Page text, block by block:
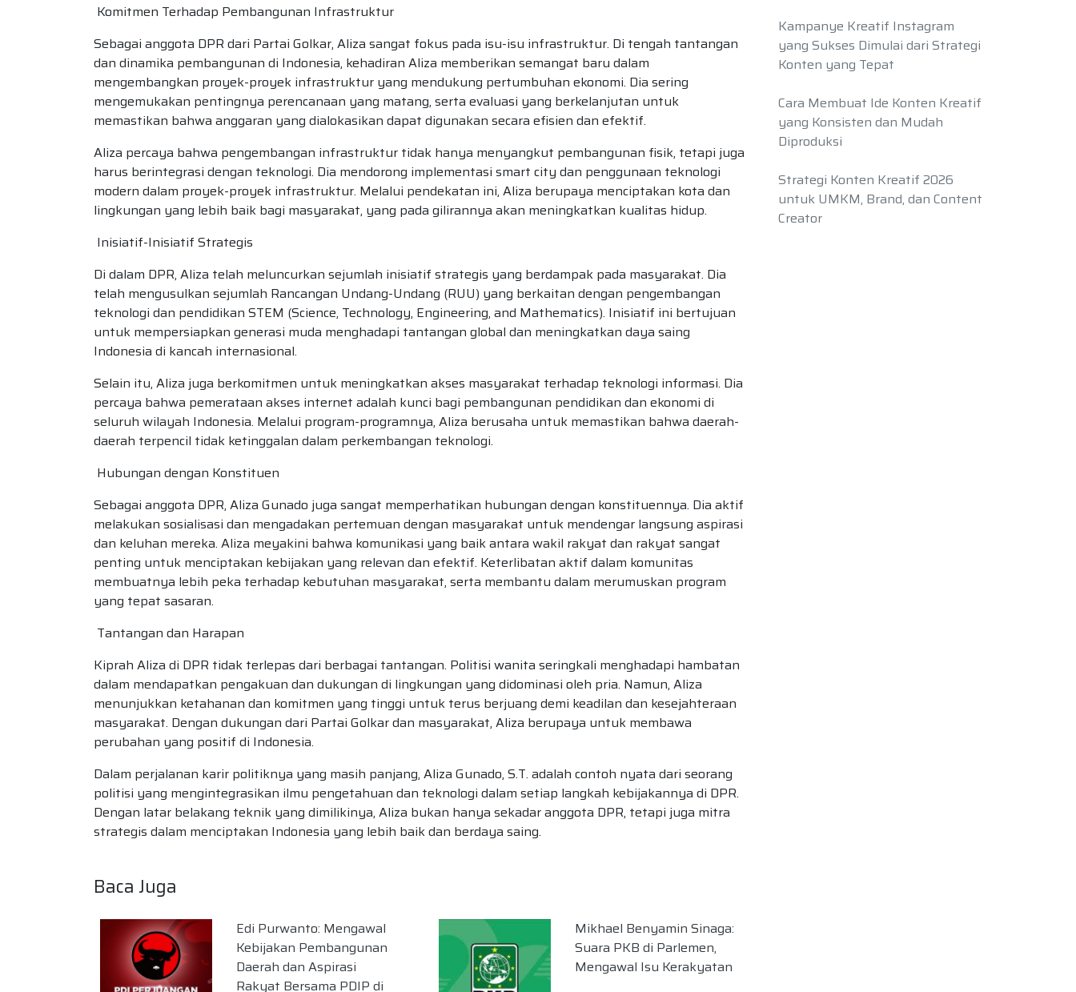
Komitmen Terhadap Pembangunan Infrastruktur
Sebagai anggota DPR dari Partai Golkar, Aliza sangat fokus pada isu-isu infrastruktur. Di tengah tantangan
dan dinamika pembangunan di Indonesia, kehadiran Aliza memberikan semangat baru dalam
mengembangkan proyek-proyek infrastruktur yang mendukung pertumbuhan ekonomi. Dia sering
mengemukakan pentingnya perencanaan yang matang, serta evaluasi yang berkelanjutan untuk
memastikan bahwa anggaran yang dialokasikan dapat digunakan secara efisien dan efektif.
Aliza percaya bahwa pengembangan infrastruktur tidak hanya menyangkut pembangunan fisik, tetapi juga
harus berintegrasi dengan teknologi. Dia mendorong implementasi smart city dan penggunaan teknologi
modern dalam proyek-proyek infrastruktur. Melalui pendekatan ini, Aliza berupaya menciptakan kota dan
lingkungan yang lebih baik bagi masyarakat, yang pada gilirannya akan meningkatkan kualitas hidup.
Inisiatif-Inisiatif Strategis
Di dalam DPR, Aliza telah meluncurkan sejumlah inisiatif strategis yang berdampak pada masyarakat. Dia
telah mengusulkan sejumlah Rancangan Undang-Undang (RUU) yang berkaitan dengan pengembangan
teknologi dan pendidikan STEM (Science, Technology, Engineering, and Mathematics). Inisiatif ini bertujuan
untuk mempersiapkan generasi muda menghadapi tantangan global dan meningkatkan daya saing
Indonesia di kancah internasional.
Selain itu, Aliza juga berkomitmen untuk meningkatkan akses masyarakat terhadap teknologi informasi. Dia
percaya bahwa pemerataan akses internet adalah kunci bagi pembangunan pendidikan dan ekonomi di
seluruh wilayah Indonesia. Melalui program-programnya, Aliza berusaha untuk memastikan bahwa daerah-
daerah terpencil tidak ketinggalan dalam perkembangan teknologi.
Hubungan dengan Konstituen
Sebagai anggota DPR, Aliza Gunado juga sangat memperhatikan hubungan dengan konstituennya. Dia aktif
melakukan sosialisasi dan mengadakan pertemuan dengan masyarakat untuk mendengar langsung aspirasi
dan keluhan mereka. Aliza meyakini bahwa komunikasi yang baik antara wakil rakyat dan rakyat sangat
penting untuk menciptakan kebijakan yang relevan dan efektif. Keterlibatan aktif dalam komunitas
membuatnya lebih peka terhadap kebutuhan masyarakat, serta membantu dalam merumuskan program
yang tepat sasaran.
Tantangan dan Harapan
Kiprah Aliza di DPR tidak terlepas dari berbagai tantangan. Politisi wanita seringkali menghadapi hambatan
dalam mendapatkan pengakuan dan dukungan di lingkungan yang didominasi oleh pria. Namun, Aliza
menunjukkan ketahanan dan komitmen yang tinggi untuk terus berjuang demi keadilan dan kesejahteraan
masyarakat. Dengan dukungan dari Partai Golkar dan masyarakat, Aliza berupaya untuk membawa
perubahan yang positif di Indonesia.
Dalam perjalanan karir politiknya yang masih panjang, Aliza Gunado, S.T. adalah contoh nyata dari seorang
politisi yang mengintegrasikan ilmu pengetahuan dan teknologi dalam setiap langkah kebijakannya di DPR.
Dengan latar belakang teknik yang dimilikinya, Aliza bukan hanya sekadar anggota DPR, tetapi juga mitra
strategis dalam menciptakan Indonesia yang lebih baik dan berdaya saing.
Baca Juga
Edi Purwanto: Mengawal
Kebijakan Pembangunan
Daerah dan Aspirasi
Rakyat Bersama PDIP di
Mikhael Benyamin Sinaga:
Suara PKB di Parlemen,
Mengawal Isu Kerakyatan
Kampanye Kreatif Instagram
yang Sukses Dimulai dari Strategi
Konten yang Tepat
Cara Membuat Ide Konten Kreatif
yang Konsisten dan Mudah
Diproduksi
Strategi Konten Kreatif 2026
untuk UMKM, Brand, dan Content
Creator